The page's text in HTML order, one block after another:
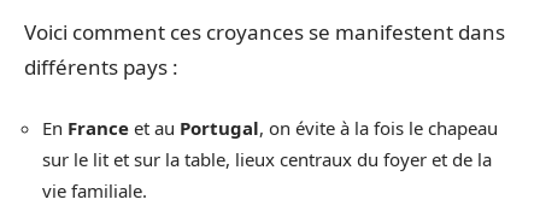
Voici comment ces croyances se manifestent dans
différents pays :
En France et au Portugal, on évite à la fois le chapeau
sur le lit et sur la table, lieux centraux du foyer et de la
vie familiale.